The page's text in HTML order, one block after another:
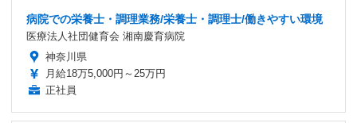
病院での栄養士・調理業務/栄養士・調理士/働きやすい環境
医療法人社団健育会 湘南慶育病院
神奈川県
月給18万5,000円～25万円
正社員